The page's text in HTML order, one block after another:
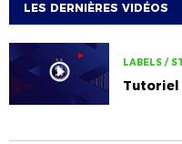
LES DERNIÈRES VIDÉOS
LABELS /
Tutoriel